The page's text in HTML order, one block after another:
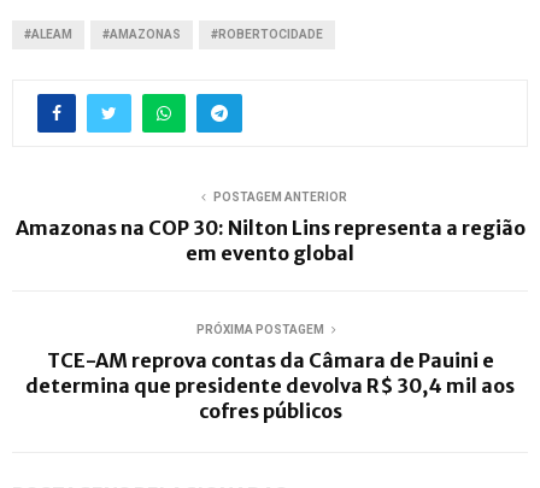
#ALEAM #AMAZONAS #ROBERTOCIDADE
POSTAGEM ANTERIOR
Amazonas na COP 30: Nilton Lins representa a região
em evento global
PRÓXIMA POSTAGEM
TCE-AM reprova contas da Câmara de Pauini e
determina que presidente devolva R$ 30,4 mil aos
cofres públicos